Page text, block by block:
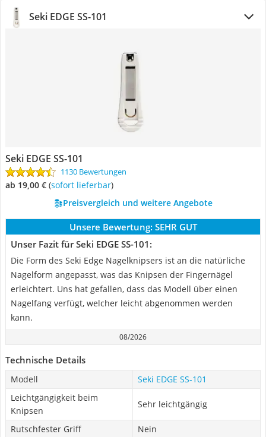
Seki EDGE SS-101
Seki EDGE SS-101
1130 Bewertungen
ab 19,00 € ( Sofort lieferbar)
Preisvergleich und weitere Angebote
Unsere Bewertung: SEHR GUT
Unser Fazit für Seki EDGE SS-101:
Die Form des Seki Edge Nagelknipsers ist an die natürliche
Nagelform angepasst, was das Knipsen der Fingernägel
erleichtert. Uns hat gefallen, dass das Modell über einen
Nagelfang verfügt, welcher leicht abgenommen werden
kann.
08/2026
Technische Details
Modell
Seki EDGE SS-101
Leichtgängigkeit beim
Knipsen
Sehr leichtgängig
Rutschfester Griff Nein